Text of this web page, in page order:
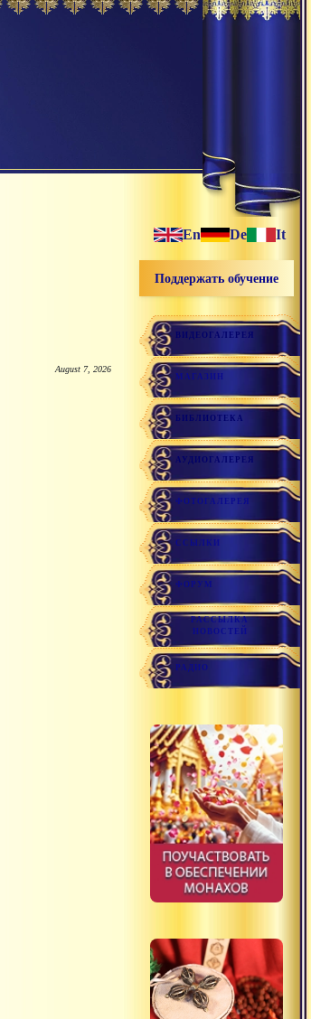
August 7, 2026
En De It
Поддержать обучение
ВИДЕОГАЛЕРЕЯ
МАГАЗИН
БИБЛИОТЕКА
АУДИОГАЛЕРЕЯ
ФОТОГАЛЕРЕЯ
ССЫЛКИ
ФОРУМ
РАССЫЛКА
НОВОСТЕЙ
РАДИО